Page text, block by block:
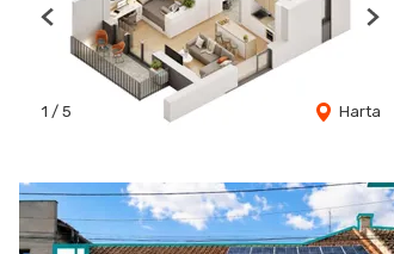
1 / 5 Harta
Previous